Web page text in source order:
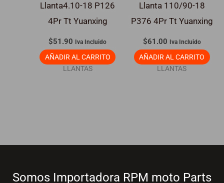
Llanta4.10-18 P126
4Pr Tt Yuanxing
$51.90 Iva Incluido
AÑADIR AL CARRITO
LLANTAS
Llanta 110/90-18
P376 4Pr Tt Yuanxing
$61.00 Iva Incluido
AÑADIR AL CARRITO
LLANTAS
Somos Importadora RPM moto Parts